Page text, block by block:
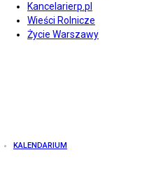
Kancelarierp.pl
Wieści Rolnicze
Życie Warszawy
KALENDARIUM